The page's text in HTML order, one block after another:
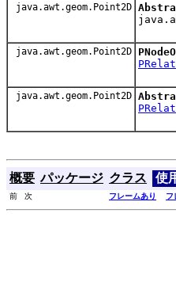
java.awt.geom.Point2D
java.awt.geom.Point2D
java.awt.geom.Point2D
概要 パッケージ クラス 使
前 次 フレームあり フ